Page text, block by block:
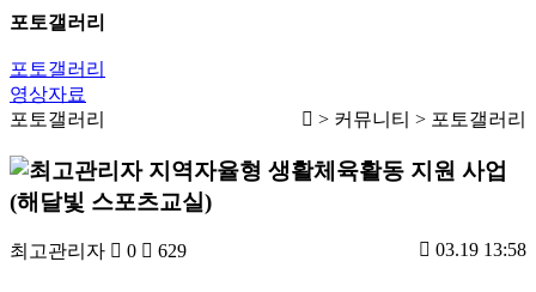
포토갤러리
포토갤러리
영상자료
> 커뮤니티 > 포토갤러리
포토갤러리
지역자율형 생활체육활동 지원 사업
(해달빛 스포츠교실)
최고관리자 0 629 03.19 13:58